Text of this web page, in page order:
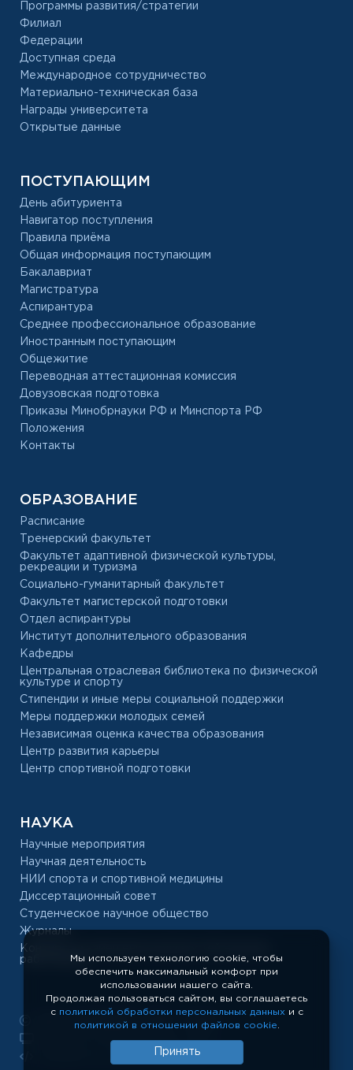
Программы развития/стратегии
Филиал
Федерации
Доступная среда
Международное сотрудничество
Материально-техническая база
Награды университета
Открытые данные
ПОСТУПАЮЩИМ
День абитуриента
Навигатор поступления
Правила приёма
Общая информация поступающим
Бакалавриат
Магистратура
Аспирантура
Среднее профессиональное образование
Иностранным поступающим
Общежитие
Переводная аттестационная комиссия
Довузовская подготовка
Приказы Минобрнауки РФ и Минспорта РФ
Положения
Контакты
ОБРАЗОВАНИЕ
Расписание
Тренерский факультет
Факультет адаптивной физической культуры,
рекреации и туризма
Социально-гуманитарный факультет
Факультет магистерской подготовки
Отдел аспирантуры
Институт дополнительного образования
Кафедры
Центральная отраслевая библиотека по физической
культуре и спорту
Стипендии и иные меры социальной поддержки
Меры поддержки молодых семей
Независимая оценка качества образования
Центр развития карьеры
Центр спортивной подготовки
НАУКА
Научные мероприятия
Научная деятельность
НИИ спорта и спортивной медицины
Диссертационный совет
Студенческое научное общество
Журналы
Конкурс на замещение должностей научных
работников
РУС «ГЦОЛИФК», 1918 — 2026
Показать полную версию сайта
Разработка сайта: temeshov.ru
Мы используем технологию cookie, чтобы
обеспечить максимальный комфорт при
использовании нашего сайта.
Продолжая пользоваться сайтом, вы соглашаетесь
с политикой обработки персональных данных и с
политикой в отношении файлов cookie
Принять